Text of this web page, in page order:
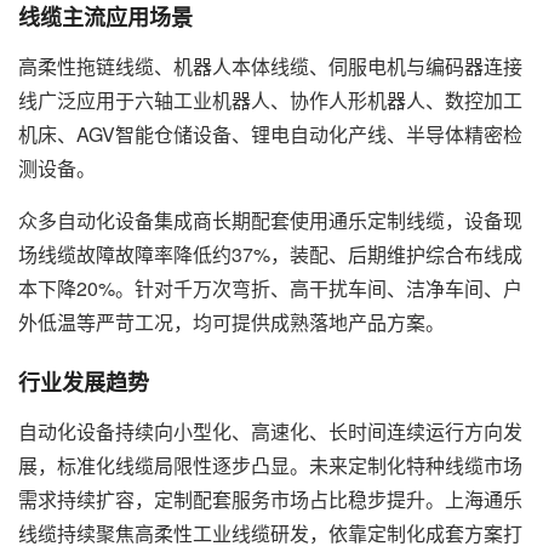
线缆主流应用场景
高柔性拖链线缆、机器人本体线缆、伺服电机与编码器连接
线广泛应用于六轴工业机器人、协作人形机器人、数控加工
机床、AGV智能仓储设备、锂电自动化产线、半导体精密检
测设备。
众多自动化设备集成商长期配套使用通乐定制线缆，设备现
场线缆故障故障率降低约37%，装配、后期维护综合布线成
本下降20%。针对千万次弯折、高干扰车间、洁净车间、户
外低温等严苛工况，均可提供成熟落地产品方案。
行业发展趋势
自动化设备持续向小型化、高速化、长时间连续运行方向发
展，标准化线缆局限性逐步凸显。未来定制化特种线缆市场
需求持续扩容，定制配套服务市场占比稳步提升。上海通乐
线缆持续聚焦高柔性工业线缆研发，依靠定制化成套方案打